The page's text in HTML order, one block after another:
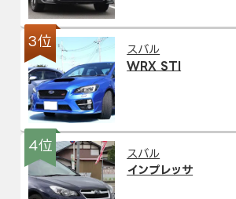
3位
スバル
WRX STI
4位
スバル
インプレッサ